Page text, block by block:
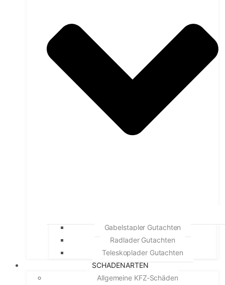
Gabelstapler Gutachten
Radlader Gutachten
Teleskoplader Gutachten
SCHADENARTEN
Allgemeine KFZ-Schäden